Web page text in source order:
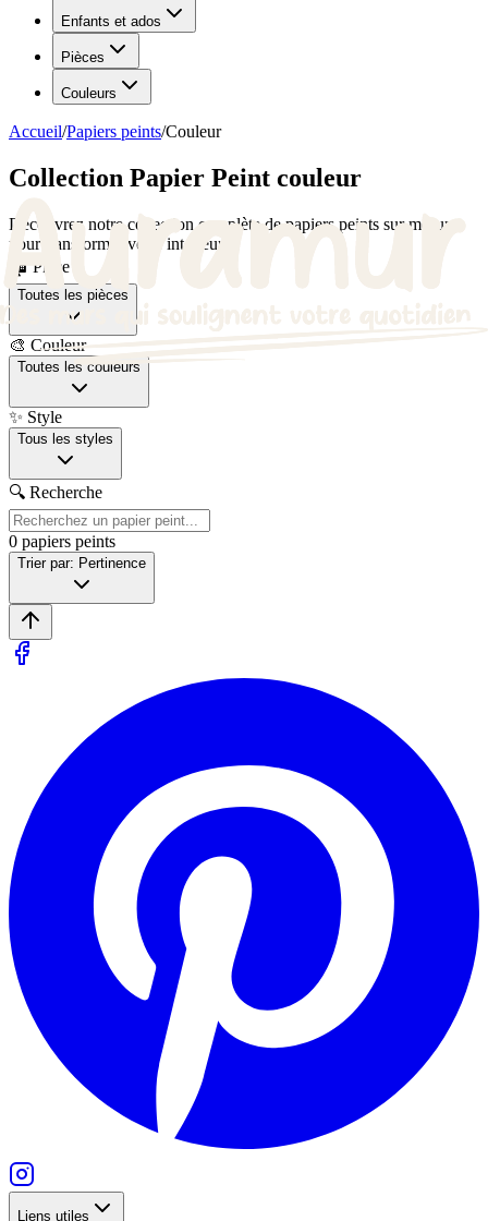
Enfants et ados
Pièces
Couleurs
Accueil/Papiers peints/Couleur
Collection Papier Peint couleur
Découvrez notre collection complète de papiers peints sur mesure
pour transformer votre intérieur.
🏠 Pièce
Toutes les pièces
🎨 Couleur
Toutes les couleurs
✨ Style
Tous les styles
🔍 Recherche
0 papiers peints
Trier par: Pertinence
Liens utiles